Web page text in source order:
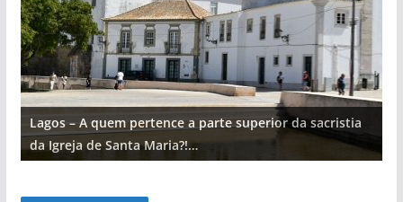
Lagos – A quem pertence a parte superior da sacristia
da Igreja de Santa Maria?!…